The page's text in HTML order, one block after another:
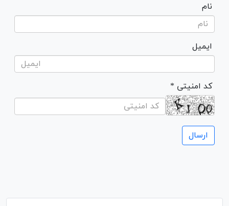
نام
ایمیل
* کد امنیتی